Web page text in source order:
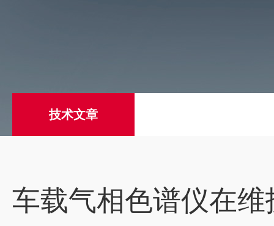
技术文章
车载气相色谱仪在